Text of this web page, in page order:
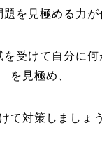
を見極める力が
を受けて自分に
を見極め、
て対策しましょ